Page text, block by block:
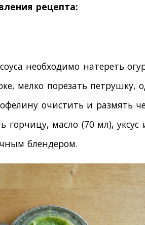
рецепта:
необходимо натереть
мелко порезать петрушку,
очистить и размять
горчицу, масло (70 мл), уксус
блендером.